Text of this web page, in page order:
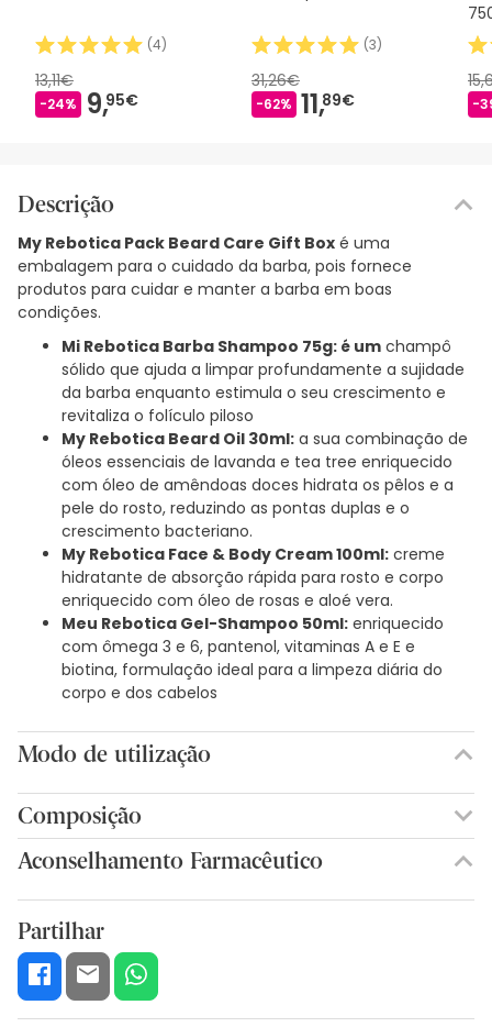
(4)
13,11€
-24% 9,95€
(3)
31,26€
-62% 11,89€ -
Descrição
My Rebotica Pack Beard Care Gift Box é uma
embalagem para o cuidado da barba, pois fornece
produtos para cuidar e manter a barba em boas
condições.
Mi Rebotica Barba Shampoo 75g: é um champô
sólido que ajuda a limpar profundamente a sujidade
da barba enquanto estimula o seu crescimento e
revitaliza o folículo piloso
My Rebotica Beard Oil 30ml: a sua combinação de
óleos essenciais de lavanda e tea tree enriquecido
com óleo de amêndoas doces hidrata os pêlos e a
pele do rosto, reduzindo as pontas duplas e o
crescimento bacteriano.
My Rebotica Face & Body Cream 100ml: creme
hidratante de absorção rápida para rosto e corpo
enriquecido com óleo de rosas e aloé vera.
Meu Rebotica Gel-Shampoo 50ml: enriquecido
com ômega 3 e 6, pantenol, vitaminas A e E e
biotina, formulação ideal para a limpeza diária do
corpo e dos cabelos
Modo de utilização
Composição
Aconselhamento Farmacêutico
Partilhar